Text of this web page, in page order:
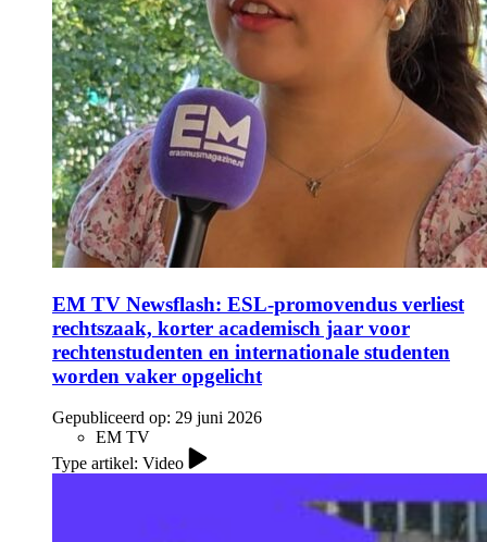
EM TV Newsflash: ESL-promovendus verliest
rechtszaak, korter academisch jaar voor
rechtenstudenten en internationale studenten
worden vaker opgelicht
Gepubliceerd op: 29 juni 2026
EM TV
Type artikel: Video